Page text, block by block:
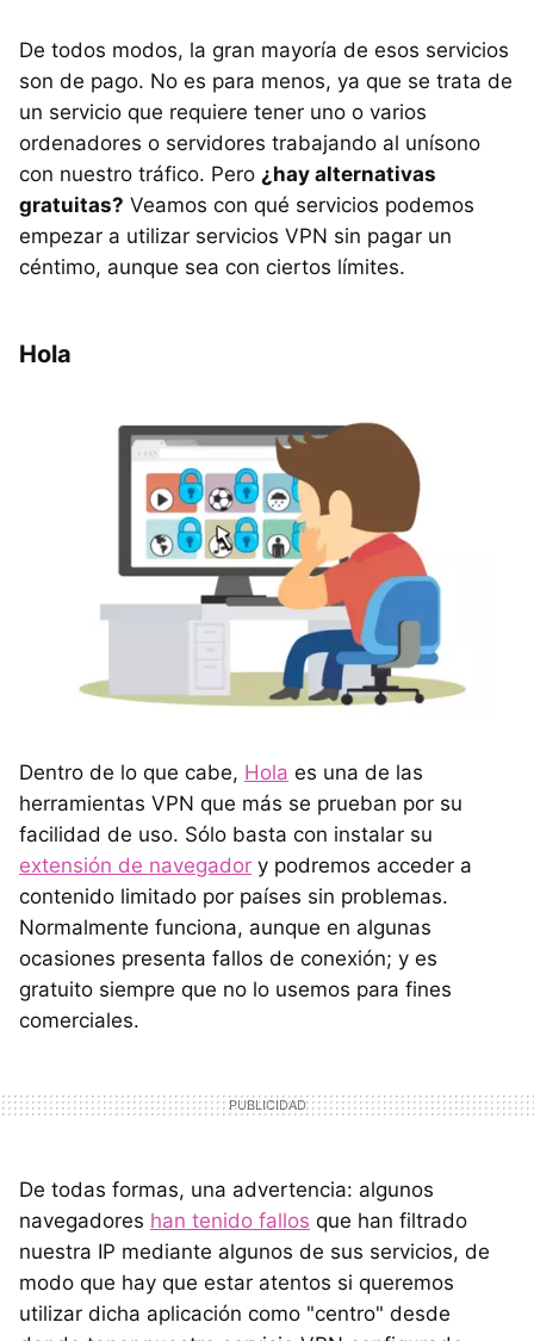
De todos modos, la gran mayoría de esos servicios
son de pago. No es para menos, ya que se trata de
un servicio que requiere tener uno o varios
ordenadores o servidores trabajando al unísono
con nuestro tráfico. Pero ¿hay alternativas
gratuitas? Veamos con qué servicios podemos
empezar a utilizar servicios VPN sin pagar un
céntimo, aunque sea con ciertos límites.
Hola
Dentro de lo que cabe, Hola es una de las
herramientas VPN que más se prueban por su
facilidad de uso. Sólo basta con instalar su
extensión de navegador y podremos acceder a
contenido limitado por países sin problemas.
Normalmente funciona, aunque en algunas
ocasiones presenta fallos de conexión; y es
gratuito siempre que no lo usemos para fines
comerciales.
De todas formas, una advertencia: algunos
navegadores han tenido fallos que han filtrado
nuestra IP mediante algunos de sus servicios, de
modo que hay que estar atentos si queremos
utilizar dicha aplicación como "centro" desde